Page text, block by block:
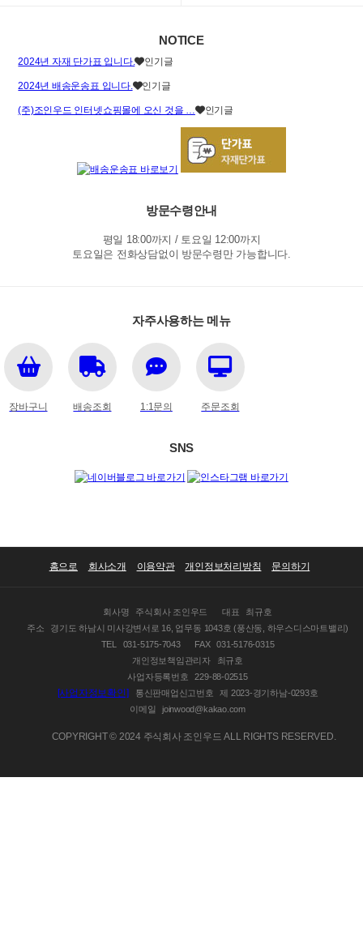
NOTICE
2024년 자재 단가표 입니다. 인기글
2024년 배송운송표 입니다. 인기글
(주)조인우드 인터넷쇼핑몰에 오신 것을 … 인기글
방문수령안내
평일 18:00까지 / 토요일 12:00까지
토요일은 전화상담없이 방문수령만 가능합니다.
자주사용하는 메뉴
장바구니 배송조회 1:1문의 주문조회
SNS
홈으로 회사소개 이용약관 개인정보처리방침 문의하기
회사명 주식회사 조인우드 대표
최규호
주소
경기도 하남시 미사강변서로 16, 업무동 1043호 (풍산동, 하우스디스마트밸리)
TEL
031-5175-7043 FAX
031-5176-0315
개인정보책임관리자
최규호
사업자등록번호
229-88-02515
[사업자정보확인] 통신판매업신고번호
제 2023-경기하남-0293호
이메일
joinwood@kakao.com
COPYRIGHT © 2024 주식회사 조인우드 ALL RIGHTS RESERVED.